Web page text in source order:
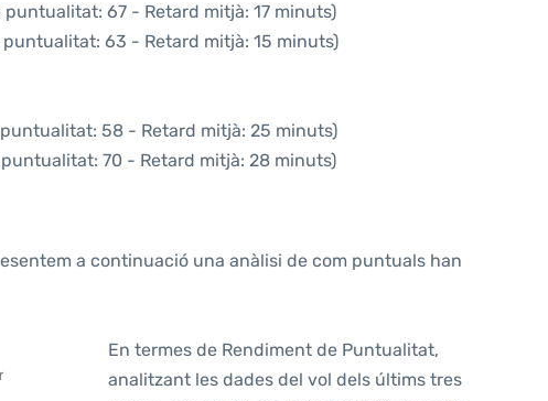
puntualitat: 67 - Retard mitjà: 17 minuts)
puntualitat: 63 - Retard mitjà: 15 minuts)
58 - Retard mitjà: 25 minuts)
70 - Retard mitjà: 28 minuts)
a continuació una anàlisi de com puntuals han
En termes de Rendiment de Puntualitat,
analitzant les dades del vol dels últims tres